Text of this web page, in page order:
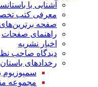
آشنایی با
معرفی کتب
صفحه برترین‌های
راهنمای صفحات
اخبار نشریه
دیدگاه صاحب
رخدادهای
سمپوزیوم
مجموعه